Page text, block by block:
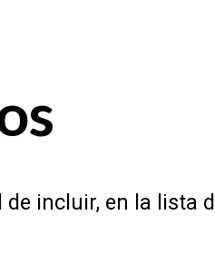
incluir, en la lista